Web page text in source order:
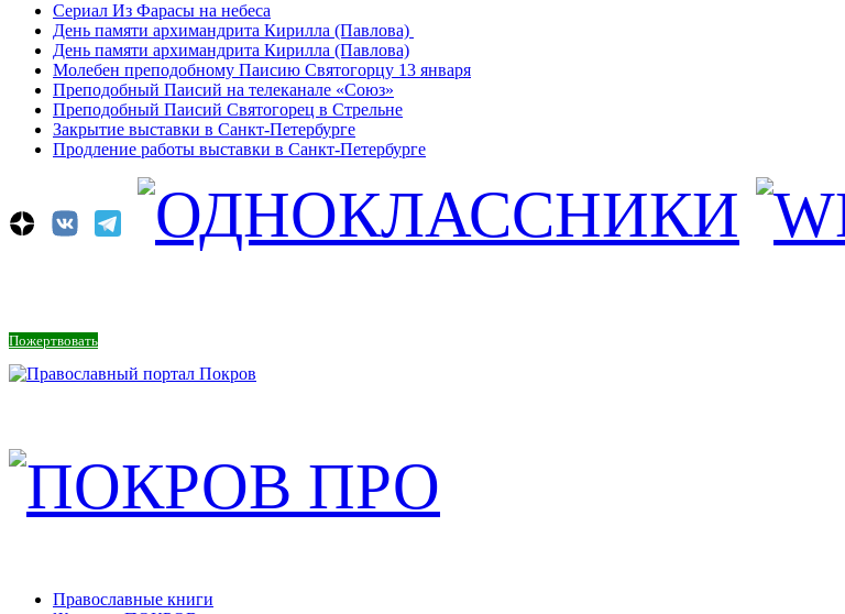
Сериал Из Фарасы на небеса
День памяти архимандрита Кирилла (Павлова)
День памяти архимандрита Кирилла (Павлова)
Молебен преподобному Паисию Святогорцу 13 января
Преподобный Паисий на телеканале «Союз»
Преподобный Паисий Святогорец в Стрельне
Закрытие выставки в Санкт-Петербурге
Продление работы выставки в Санкт-Петербурге
Пожертвовать
Православные книги